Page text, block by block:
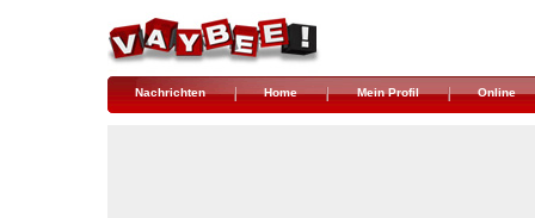
Nachrichten Home Mein Profil Online